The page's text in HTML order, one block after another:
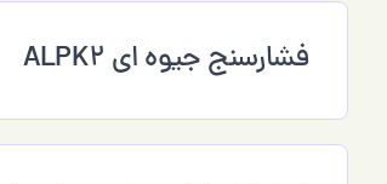
فشارسنج جیوه ای ALPK2